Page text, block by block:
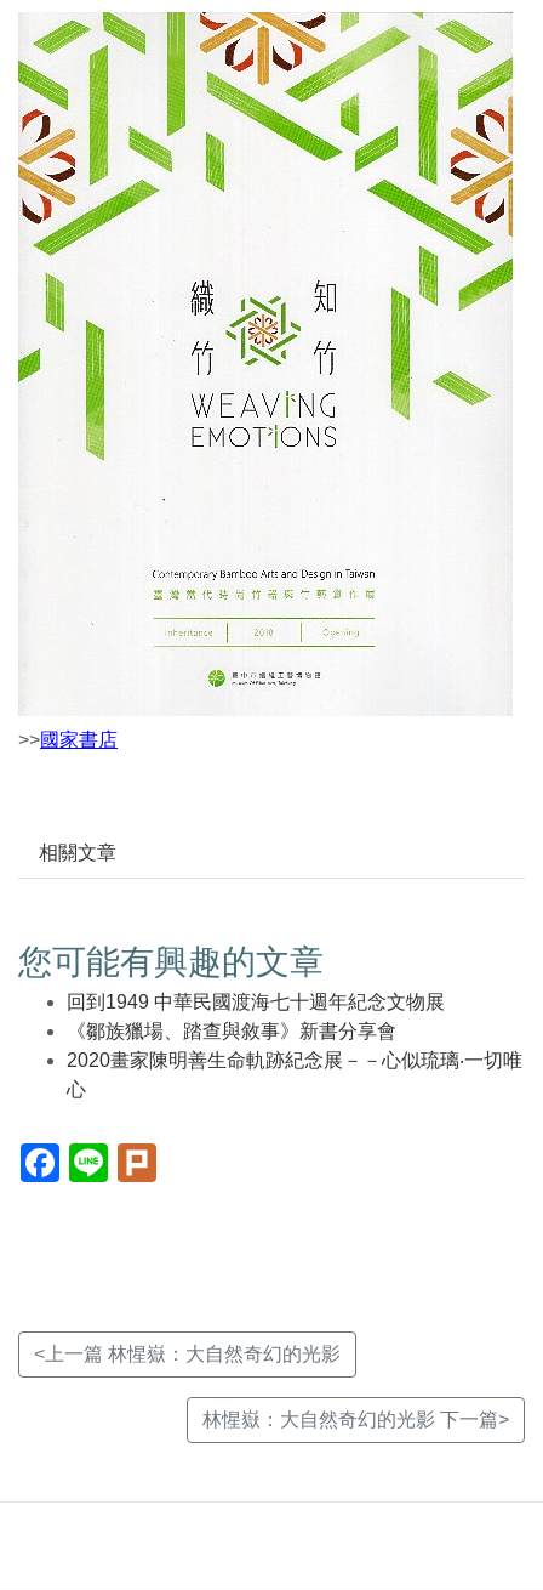
>>國家書店
相關文章
您可能有興趣的文章
回到1949 中華民國渡海七十週年紀念文物展
《鄒族獵場、踏查與敘事》新書分享會
2020畫家陳明善生命軌跡紀念展－－心似琉璃‧一切唯
心
Facebook(另
開
Line(另
開
<上一篇 林惺嶽：大自然奇幻的光影
林惺嶽：大自然奇幻的光影 下一篇>